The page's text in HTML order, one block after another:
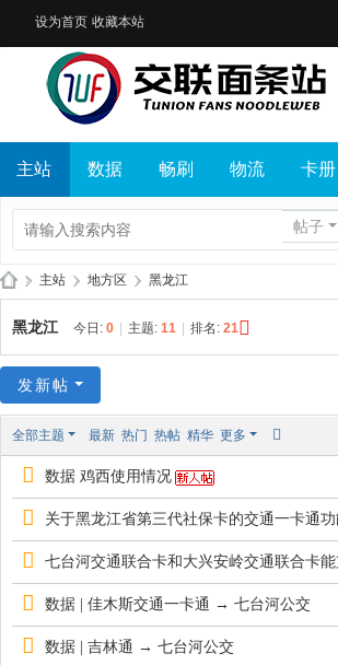
设为首页 收藏本站
主站 数据 畅刷 物流 卡册
帖子
面
条
站
» 主站 › 地方区 › 黑龙江
黑龙江 今日: 0 主题: 11 排名: 21
发新帖
全部主题 最新 热门 热帖 精华 更多
数据 鸡西使用情况
关于黑龙江省第三代社保卡的交通一卡通
七台河交通联合卡和大兴安岭交通联合卡能
数据 | 佳木斯交通一卡通 → 七台河公交
数据 | 吉林通 → 七台河公交